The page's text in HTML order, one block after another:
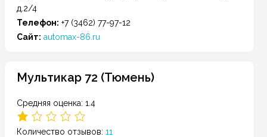
д.2/4
Телефон: +7 (3462) 77-97-12
Сайт: automax-86.ru
Мультикар 72 (Тюмень)
Средняя оценка: 1.4
Количество отзывов: 11